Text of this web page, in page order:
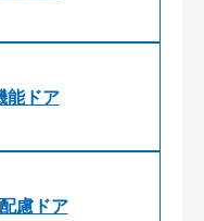
能ドア
慮ドア